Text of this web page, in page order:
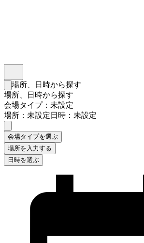
検索フォームを閉じる
場所、日時から探す
場所、日時から探す
会場タイプ：未設定
場所：未設定日時：未設定
会場タイプを選ぶ
場所を入力する
日時を選ぶ